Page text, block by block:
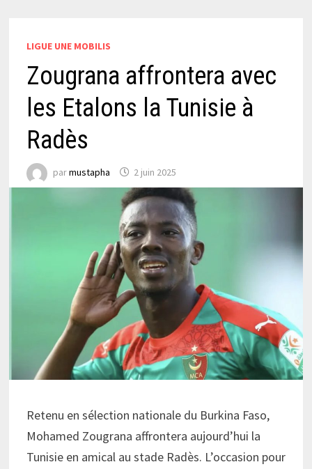
LIGUE UNE MOBILIS
Zougrana affrontera avec
les Etalons la Tunisie à
Radès
parmustapha 2 juin 2025
Retenu en sélection nationale du Burkina Faso,
Mohamed Zougrana affrontera aujourd’hui la
Tunisie en amical au stade Radès. L’occasion pour